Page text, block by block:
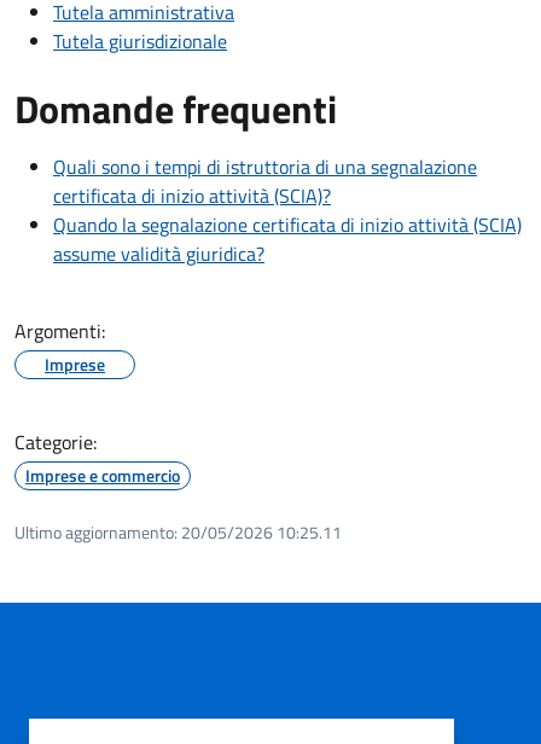
Tutela amministrativa
Tutela giurisdizionale
Domande frequenti
Quali sono i tempi di istruttoria di una segnalazione
certificata di inizio attività (SCIA)?
Quando la segnalazione certificata di inizio attività (SCIA)
assume validità giuridica?
Argomenti:
Imprese
Categorie:
Imprese e commercio
Ultimo aggiornamento: 20/05/2026 10:25.11